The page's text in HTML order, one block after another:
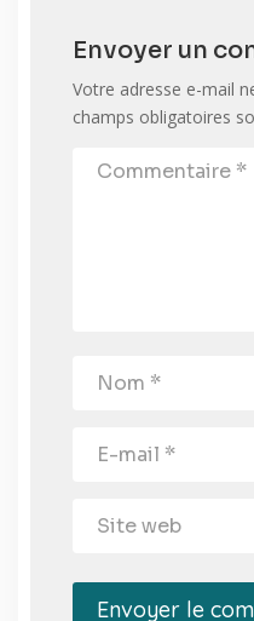
Envoyer un
Votre adresse e-mail
champs obligatoires
Envoyer le